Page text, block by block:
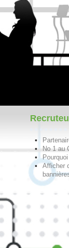
No 1 au
Afficher